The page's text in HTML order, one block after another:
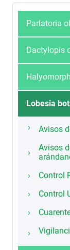
Parlatoria
Dactylopis
Lobesia
Avisos
Avisos
Control
Control